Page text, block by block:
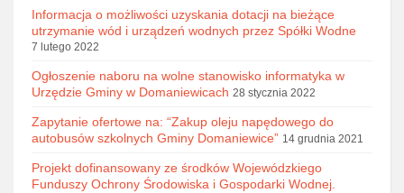
Informacja o możliwości uzyskania dotacji na bieżące
utrzymanie wód i urządzeń wodnych przez Spółki Wodne
7 lutego 2022
Ogłoszenie naboru na wolne stanowisko informatyka w
Urzędzie Gminy w Domaniewicach 28 stycznia 2022
Zapytanie ofertowe na: “Zakup oleju napędowego do
autobusów szkolnych Gminy Domaniewice” 14 grudnia 2021
Projekt dofinansowany ze środków Wojewódzkiego
Funduszy Ochrony Środowiska i Gospodarki Wodnej.